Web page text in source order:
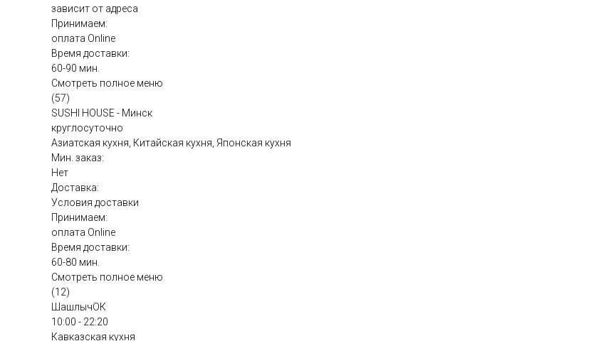
зависит от адреса
Принимаем:
оплата Online
Время доставки:
60-90 мин.
Смотреть полное меню
(57)
SUSHI HOUSE - Минск
круглосуточно
Азиатская кухня, Китайская кухня, Японская кухня
Мин. заказ:
Нет
Доставка:
Условия доставки
Принимаем:
оплата Online
Время доставки:
60-80 мин.
Смотреть полное меню
(12)
ШашлычОК
10:00 - 22:20
Кавказская кухня